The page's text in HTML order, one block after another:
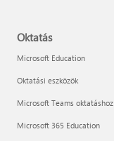
Oktatás
Microsoft Education
Oktatási eszközök
Microsoft Teams oktatáshoz
Microsoft 365 Education